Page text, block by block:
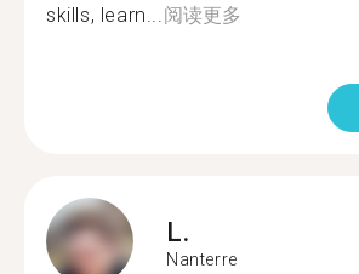
skills, learn... 阅读更多
L.
Nanterre